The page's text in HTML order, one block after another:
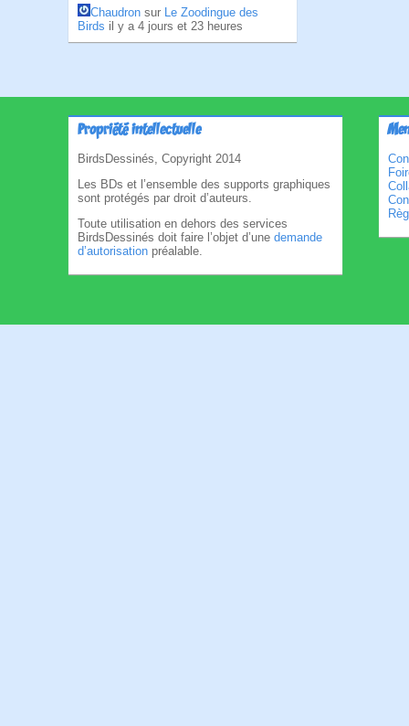
Chaudron sur Le Zoodingue des
Birds il y a 4 jours et 23 heures
Propriété intellectuelle
BirdsDessinés, Copyright 2014
Les BDs et l’ensemble des supports graphiques
sont protégés par droit d’auteurs.
Toute utilisation en dehors des services
BirdsDessinés doit faire l’objet d’une demande
d’autorisation préalable.